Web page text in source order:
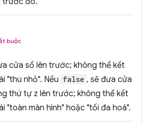
buộc
cửa sổ lên trước; không thể kết
"thu nhỏ". Nếu false , sẽ đưa cửa
thứ tự z lên trước; không thể kết
"toàn màn hình" hoặc "tối đa hoá".